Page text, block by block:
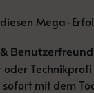
Mega-
oder
mit dem